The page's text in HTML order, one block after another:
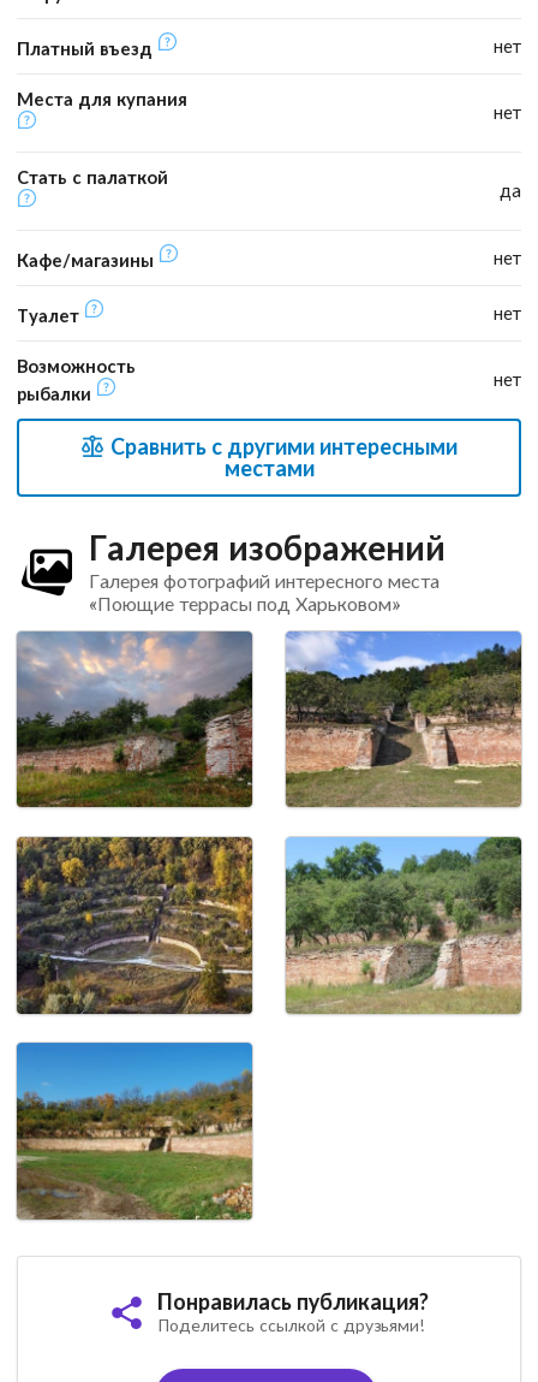
Платный въезд нет
Места для купания
нет
Стать с палаткой
да
Кафе/магазины нет
Туалет нет
Возможность
рыбалки
нет
Сравнить с другими интересными
местами
Галерея изображений
Галерея фотографий интересного места
«Поющие террасы под Харьковом»
Понравилась публикация?
Поделитесь ссылкой с друзьями!